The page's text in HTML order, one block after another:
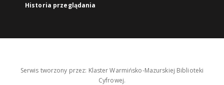
Historia przeglądania
Serwis tworzony przez: Klaster Warmińsko-Mazurskiej Biblioteki
Cyfrowej.